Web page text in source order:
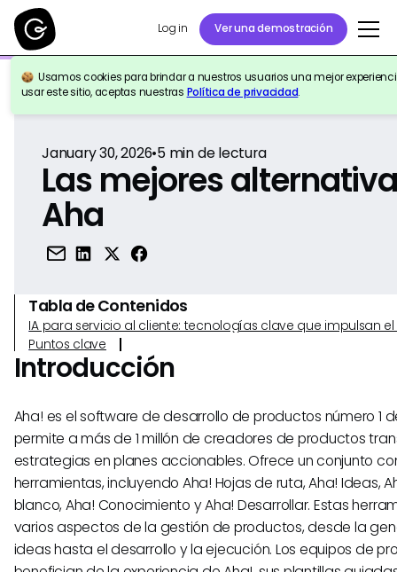
Log in Ver una demostración
Usamos cookies para brindar a nuestros usuarios una mejor
usar este sitio, aceptas nuestras Política de privacidad.
Volver a la Referencia
January 30, 2026•5min de lectura
Las mejores
Aha
Tabla de Contenidos
IA para servicio al cliente: tecnologías clave que impulsan
Puntos clave
Introducción
Aha! es el software de desarrollo de productos número 1
permite a más de 1 millón de creadores de productos
estrategias en planes accionables. Ofrece un conjunto
herramientas, incluyendo Aha! Hojas de ruta, Aha! Ideas,
blanco, Aha! Conocimiento y Aha! Desarrollar. Estas
varios aspectos de la gestión de productos, desde la
ideas hasta el desarrollo y la ejecución. Los equipos de